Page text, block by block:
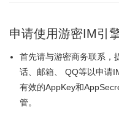
申请使用游密IM引
首先请与游密商务联系，
话、邮箱、 QQ等以申请
有效的AppKey和
管。